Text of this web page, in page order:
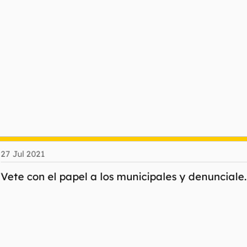
27 Jul 2021
Vete con el papel a los municipales y denunciale.